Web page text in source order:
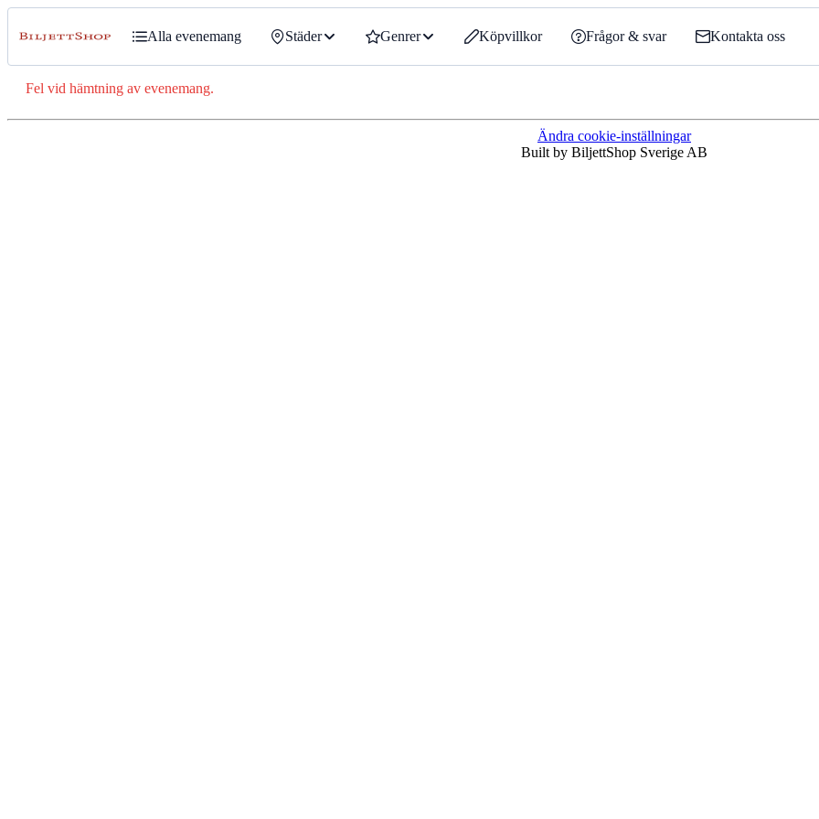
Alla evenemang Städer Genrer Köpvillkor Frågor & svar Kontakta oss
Fel vid hämtning av evenemang.
Ändra cookie-inställningar
Built by BiljettShop Sverige AB